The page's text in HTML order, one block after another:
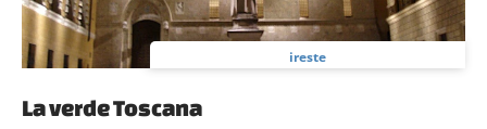
ireste
La verde Toscana